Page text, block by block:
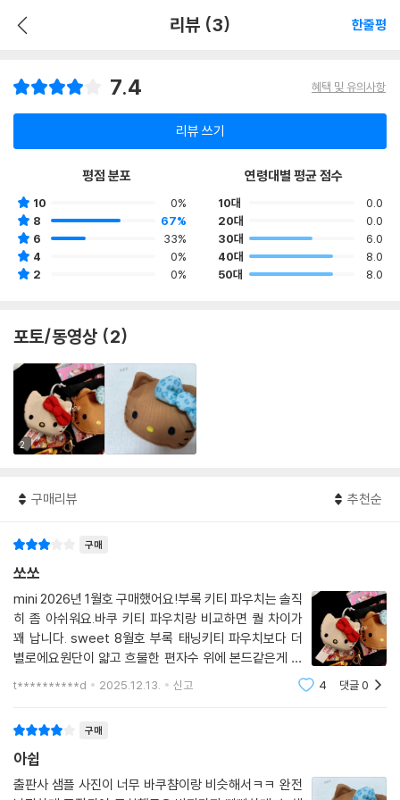
리뷰 (3) 한줄평
7.4 혜택 및 유의사항
리뷰 쓰기
평점 분포
10
0%
8
67%
6
33%
4
0%
2
0%
연령대별 평균 점수
10대
0.0
20대
0.0
30대
6.0
40대
8.0
50대
8.0
포토/동영상 (2)
2
구매리뷰 추천순
구매
쏘쏘
mini 2026년 1월호 구매했어요!부록 키티 파우치는 솔직
히 좀 아쉬워요.바쿠 키티 파우치랑 비교하면 퀄 차이가
꽤 납니다. sweet 8월호 부록 태닝키티 파우치보다 더
별로에요원단이 얇고 흐물한 편자수 위에 본드같은게 칠
해져있음모양이 잘 안 잡혀서 뭔가 힘이 없음리본이랑 얼
t**********d 2025.12.13. 신고 4 댓글0
구매
아쉽
출판사 샘플 사진이 너무 바쿠챰이랑 비슷해서ㅋㅋ 완전